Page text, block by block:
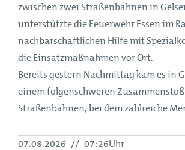
zwischen zwei Straßenbahnen in
unterstützte die Feuerwehr Essen im
nachbarschaftlichen Hilfe mit
die Einsatzmaßnahmen vor Ort.
Bereits gestern Nachmittag kam es in
einem folgenschweren
Straßenbahnen, bei dem zahlreiche
07.08.2026 // 07:26Uhr